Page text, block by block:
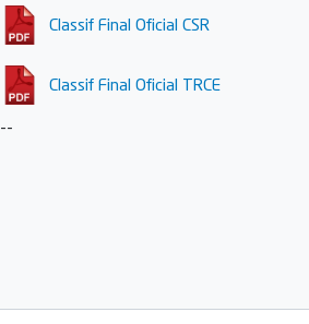
Classif Final Oficial CSR
Classif Final Oficial TRCE
--